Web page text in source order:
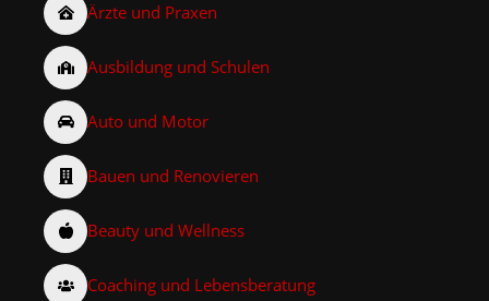
Ärzte und Praxen
Ausbildung und Schulen
Auto und Motor
Bauen und Renovieren
Beauty und Wellness
Coaching und Lebensberatung